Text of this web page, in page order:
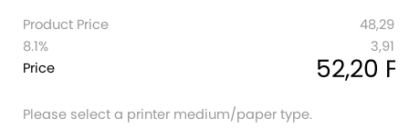
Product Price
48,29
8.1%
3,91
Price
52,20
Please select a printer medium/paper type.